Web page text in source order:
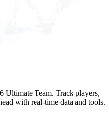
Ultimate Team. Track players,
with real-time data and tools.